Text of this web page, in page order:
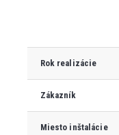
Rok realizácie
Zákazník
Miesto inštalácie